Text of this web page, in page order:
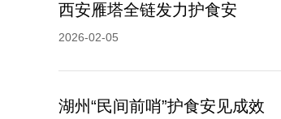
西安雁塔全链发力护食安
2026-02-05
湖州“民间前哨”护食安见成效